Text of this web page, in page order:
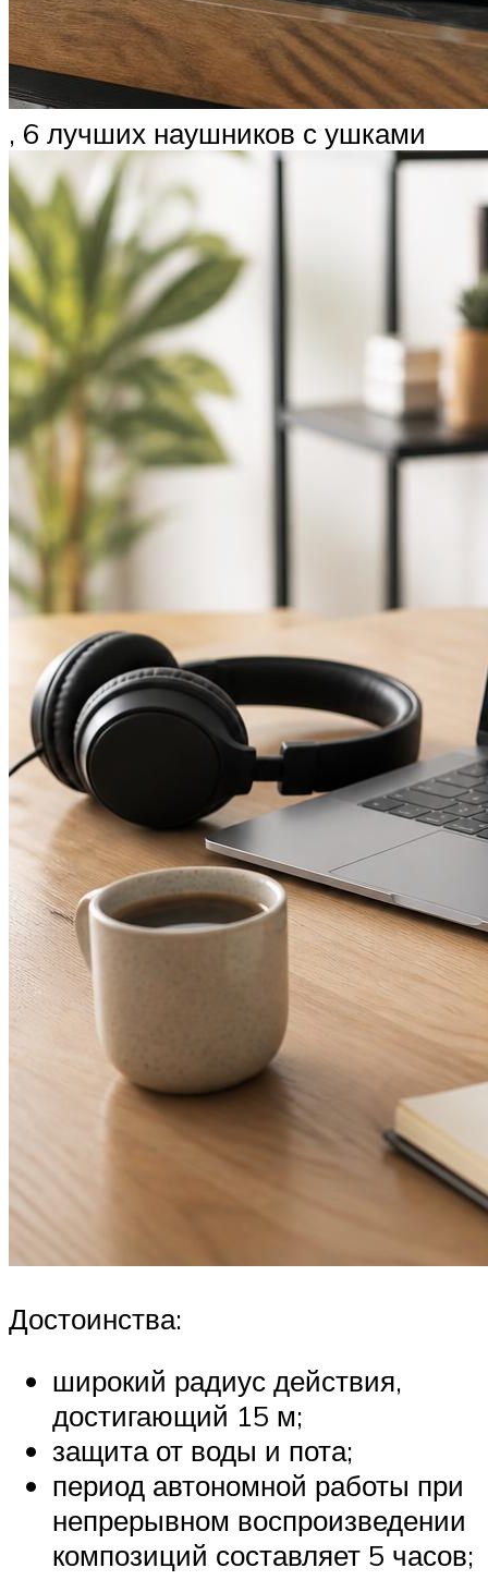
, 6 лучших наушников с ушками
Достоинства:
широкий радиус действия,
достигающий 15 м;
защита от воды и пота;
период автономной работы при
непрерывном воспроизведении
композиций составляет 5 часов;